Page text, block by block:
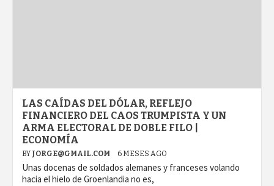
LAS CAÍDAS DEL DÓLAR, REFLEJO
FINANCIERO DEL CAOS TRUMPISTA Y UN
ARMA ELECTORAL DE DOBLE FILO |
ECONOMÍA
BY JORGE@GMAIL.COM 6 MESES AGO
Unas docenas de soldados alemanes y franceses volando
hacia el hielo de Groenlandia no es,